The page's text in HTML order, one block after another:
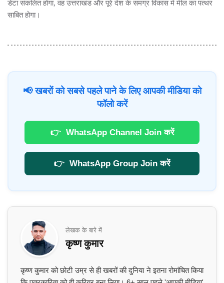
डेटा संकलित होगा, वह उत्तराखंड और पूरे देश के समग्र विकास में मील का पत्थर
साबित होगा।
📢 खबरों को सबसे पहले पाने के लिए आपकी मीडिया को
फॉलो करें
👉 WhatsApp Channel Join करें
👉 WhatsApp Group Join करें
लेखक के बारे में
कृष्ण कुमार
कृष्ण कुमार को छोटी उम्र से ही खबरों की दुनिया ने इतना रोमांचित किया